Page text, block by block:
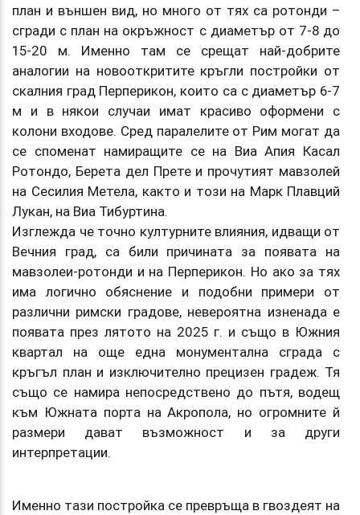
план и външен вид, но много от тях са ротонди –
сгради с план на окръжност с диаметър от 7-8 до
15-20 м. Именно там се срещат най-добрите
аналогии на новооткритите кръгли постройки от
скалния град Перперикон, които са с диаметър 6-7
м и в някои случаи имат красиво оформени с
колони входове. Сред паралелите от Рим могат да
се споменат намиращите се на Виа Апия Касал
Ротондо, Берета дел Прете и прочутият мавзолей
на Сесилия Метела, както и този на Марк Плавций
Лукан, на Виа Тибуртина.
Изглежда че точно културните влияния, идващи от
Вечния град, са били причината за появата на
мавзолеи-ротонди и на Перперикон. Но ако за тях
има логично обяснение и подобни примери от
различни римски градове, невероятна изненада е
появата през лятото на 2025 г. и също в Южния
квартал на още една монументална сграда с
кръгъл план и изключително прецизен градеж. Тя
също се намира непосредствено до пътя, водещ
към Южната порта на Акропола, но огромните й
размери дават възможност и за други
интерпретации.
Именно тази постройка се превръща в гвоздеят на